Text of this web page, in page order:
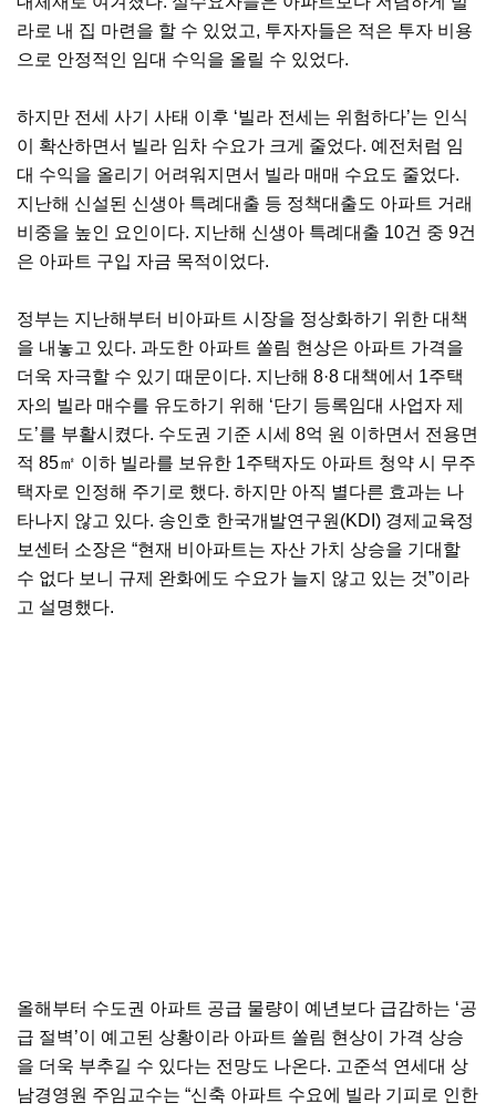
라로 내 집 마련을 할 수 있었고, 투자자들은 적은 투자 비용
으로 안정적인 임대 수익을 올릴 수 있었다.
하지만 전세 사기 사태 이후 ‘빌라 전세는 위험하다’는 인식
이 확산하면서 빌라 임차 수요가 크게 줄었다. 예전처럼 임
대 수익을 올리기 어려워지면서 빌라 매매 수요도 줄었다.
지난해 신설된 신생아 특례대출 등 정책대출도 아파트 거래
비중을 높인 요인이다. 지난해 신생아 특례대출 10건 중 9건
은 아파트 구입 자금 목적이었다.
정부는 지난해부터 비아파트 시장을 정상화하기 위한 대책
을 내놓고 있다. 과도한 아파트 쏠림 현상은 아파트 가격을
더욱 자극할 수 있기 때문이다. 지난해 8·8 대책에서 1주택
자의 빌라 매수를 유도하기 위해 ‘단기 등록임대 사업자 제
도’를 부활시켰다. 수도권 기준 시세 8억 원 이하면서 전용면
적 85㎡ 이하 빌라를 보유한 1주택자도 아파트 청약 시 무주
택자로 인정해 주기로 했다. 하지만 아직 별다른 효과는 나
타나지 않고 있다. 송인호 한국개발연구원(KDI) 경제교육정
보센터 소장은 “현재 비아파트는 자산 가치 상승을 기대할
수 없다 보니 규제 완화에도 수요가 늘지 않고 있는 것”이라
고 설명했다.
올해부터 수도권 아파트 공급 물량이 예년보다 급감하는 ‘공
급 절벽’이 예고된 상황이라 아파트 쏠림 현상이 가격 상승
을 더욱 부추길 수 있다는 전망도 나온다. 고준석 연세대 상
남경영원 주임교수는 “신축 아파트 수요에 빌라 기피로 인한